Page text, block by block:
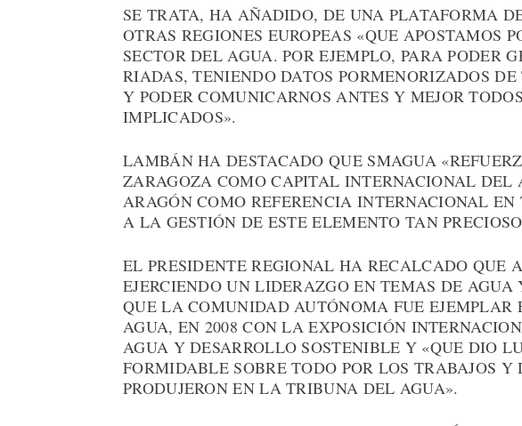
SE TRATA, HA AÑADIDO, DE UNA PLATAFORMA
OTRAS REGIONES EUROPEAS «QUE APOSTAMOS
SECTOR DEL AGUA. POR EJEMPLO, PARA PODER
RIADAS, TENIENDO DATOS PORMENORIZADOS
Y PODER COMUNICARNOS ANTES Y MEJOR
IMPLICADOS».
LAMBÁN HA DESTACADO QUE SMAGUA
ZARAGOZA COMO CAPITAL INTERNACIONAL
ARAGÓN COMO REFERENCIA INTERNACIONAL EN
A LA GESTIÓN DE ESTE ELEMENTO TAN
EL PRESIDENTE REGIONAL HA RECALCADO QUE
EJERCIENDO UN LIDERAZGO EN TEMAS DE AGUA
QUE LA COMUNIDAD AUTÓNOMA FUE EJEMPLAR
AGUA, EN 2008 CON LA EXPOSICIÓN
AGUA Y DESARROLLO SOSTENIBLE Y «QUE DIO
FORMIDABLE SOBRE TODO POR LOS TRABAJOS Y
PRODUJERON EN LA TRIBUNA DEL AGUA».